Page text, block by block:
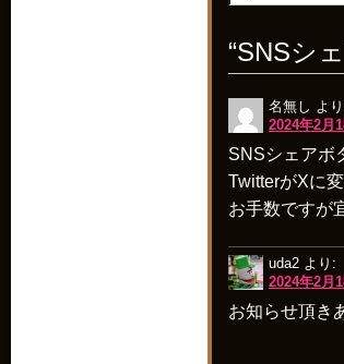
“SNSシ
名無し よ
2024年2月
SNSシェアボ
TwitterがXに
お手数ですが
uda2 より:
2024年2月
お知らせ頂き